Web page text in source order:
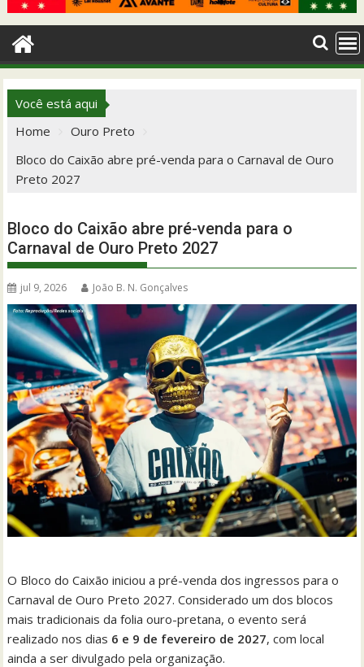
Você está aqui
Home
Ouro Preto
Bloco do Caixão abre pré-venda para o Carnaval de Ouro
Preto 2027
Bloco do Caixão abre pré-venda para o
Carnaval de Ouro Preto 2027
jul 9, 2026 João B. N. Gonçalves
O Bloco do Caixão iniciou a pré-venda dos ingressos para o
Carnaval de Ouro Preto 2027. Considerado um dos blocos
mais tradicionais da folia ouro-pretana, o evento será
realizado nos dias 6 e 9 de fevereiro de 2027, com local
ainda a ser divulgado pela organização.